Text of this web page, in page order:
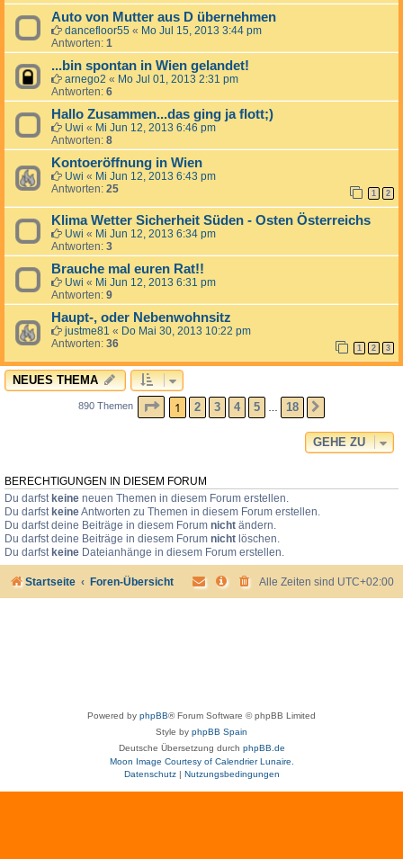
Auto von Mutter aus D übernehmen
dancefloor55 « Mo Jul 15, 2013 3:44 pm
Antworten: 1
...bin spontan in Wien gelandet!
arnego2 « Mo Jul 01, 2013 2:31 pm
Antworten: 6
Hallo Zusammen...das ging ja flott;)
Uwi « Mi Jun 12, 2013 6:46 pm
Antworten: 8
Kontoeröffnung in Wien
Uwi « Mi Jun 12, 2013 6:43 pm
Antworten: 25 1 2
Klima Wetter Sicherheit Süden - Osten Österreichs
Uwi « Mi Jun 12, 2013 6:34 pm
Antworten: 3
Brauche mal euren Rat!!
Uwi « Mi Jun 12, 2013 6:31 pm
Antworten: 9
Haupt-, oder Nebenwohnsitz
justme81 « Do Mai 30, 2013 10:22 pm
Antworten: 36 1 2 3
NEUES THEMA
890 Themen SEITE1 VON18
1 2 3 4 5 18
GEHE ZU
BERECHTIGUNGEN IN DIESEM FORUM
Du darfst keine neuen Themen in diesem Forum erstellen.
Du darfst keineAntworten zu Themen in diesem Forum erstellen.
Du darfst deine Beiträge in diesem Forum nicht ändern.
Du darfst deine Beiträge in diesem Forum nicht löschen.
Du darfst keine Dateianhänge in diesem Forum erstellen.
Startseite Foren-Übersicht Alle Zeiten sind UTC+02:00
Powered by phpBB® Forum Software © phpBB Limited
Style by phpBB Spain
Deutsche Übersetzung durch phpBB.de
Moon Image Courtesy of Calendrier Lunaire.
Datenschutz| Nutzungsbedingungen